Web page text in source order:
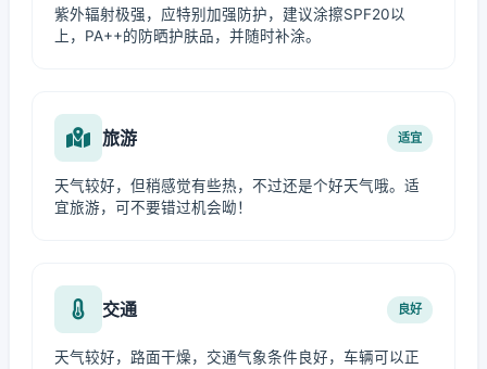
紫外辐射极强，应特别加强防护，建议涂擦SPF20以
上，PA++的防晒护肤品，并随时补涂。
旅游 适宜
天气较好，但稍感觉有些热，不过还是个好天气哦。适
宜旅游，可不要错过机会呦！
交通 良好
天气较好，路面干燥，交通气象条件良好，车辆可以正